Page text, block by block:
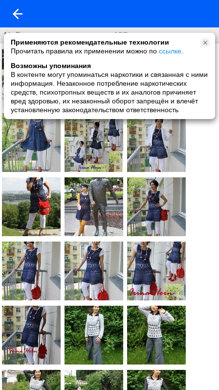
Применяются рекомендательные технологии
Прочитать правила их применении можно по ссылке
Возможны упоминания
В контенте могут упоминаться наркотики и связанная с ними
информация. Незаконное потребление наркотических
средств, психотропных веществ и их аналогов причиняет
вред здоровью, их незаконный оборот запрещён и влечёт
установленную законодательством ответственность
Мой мир в призме крючка -АВТ ...